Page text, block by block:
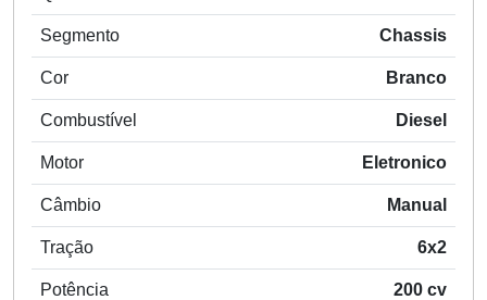
Segmento Chassis
Cor Branco
Combustível Diesel
Motor Eletronico
Câmbio Manual
Tração 6x2
Potência 200 cv